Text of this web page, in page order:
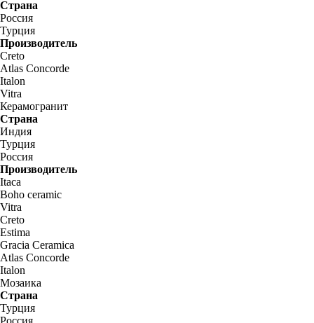
Страна
Россия
Турция
Производитель
Creto
Atlas Concorde
Italon
Vitra
Керамогранит
Страна
Индия
Турция
Россия
Производитель
Itaca
Boho ceramic
Vitra
Creto
Estima
Gracia Ceramica
Atlas Concorde
Italon
Мозаика
Страна
Турция
Россия